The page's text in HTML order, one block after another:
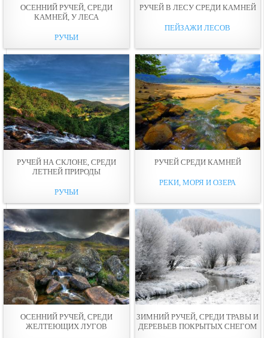
ОСЕННИЙ РУЧЕЙ, СРЕДИ
КАМНЕЙ, У ЛЕСА
РУЧЬИ
РУЧЕЙ В ЛЕСУ СРЕДИ КАМНЕЙ
ПЕЙЗАЖИ ЛЕСОВ
РУЧЕЙ НА СКЛОНЕ, СРЕДИ
ЛЕТНЕЙ ПРИРОДЫ
РУЧЬИ
РУЧЕЙ СРЕДИ КАМНЕЙ
РЕКИ, МОРЯ И ОЗЕРА
ОСЕННИЙ РУЧЕЙ, СРЕДИ
ЖЕЛТЕЮЩИХ ЛУГОВ
ЗИМНИЙ РУЧЕЙ, СРЕДИ ТРАВЫ И
ДЕРЕВЬЕВ ПОКРЫТЫХ СНЕГОМ